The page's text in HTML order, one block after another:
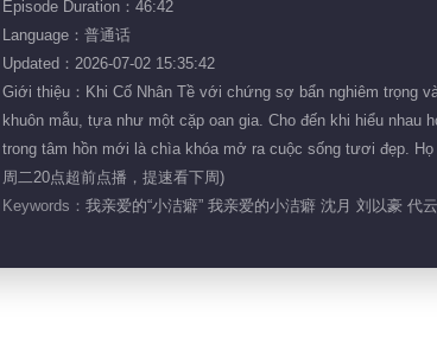
Episode Duration：46:42
Language：普通话
Updated：2026-07-02 15:35:42
Giới thiệu：Khi Cố Nhân Tề với chứng sợ bẩn nghiêm trọng
khuôn mẫu, tựa như một cặp oan gia. Cho đến khi hiểu
trong tâm hồn mới là chìa khóa mở ra cuộc sống tươi đẹp.
周二20点超前点播，提速看下周)
Keywords： 我亲爱的“小洁癖” 我亲爱的小洁癖 沈月 刘以豪